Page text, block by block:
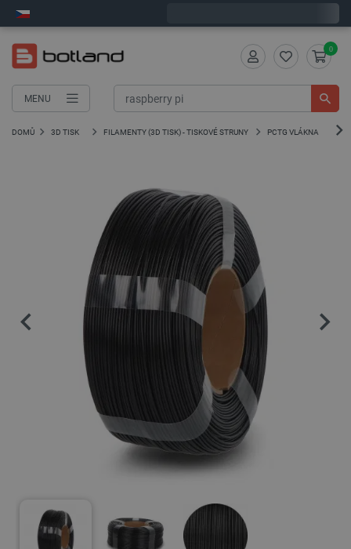
MENU
0
DOMŮ 3D TISK FILAMENTY (3D TISK) - TISKOVÉ STRUNY PCTG VLÁKNA